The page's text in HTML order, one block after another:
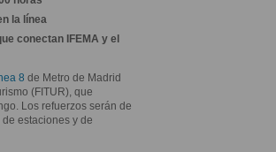
la línea
conectan IFEMA y el
8 de Metro de Madrid
(FITUR), que
Los refuerzos serán de
estaciones y de